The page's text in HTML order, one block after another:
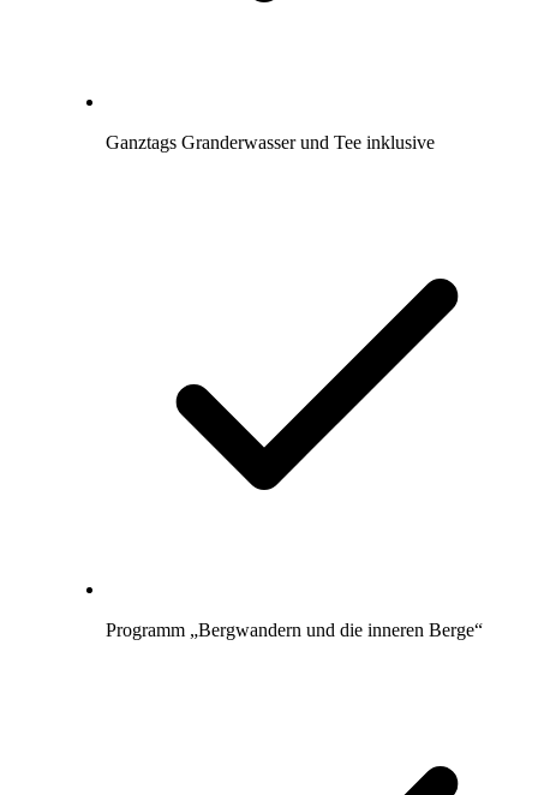
Ganztags Granderwasser und Tee inklusive
Programm „Bergwandern und die inneren Berge“